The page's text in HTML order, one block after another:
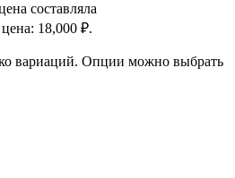
составляла
18,000 ₽.
вариаций. Опции можно выбрать